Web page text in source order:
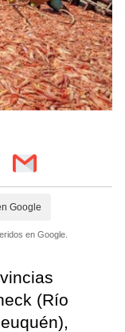
Google
en Google.
(Río